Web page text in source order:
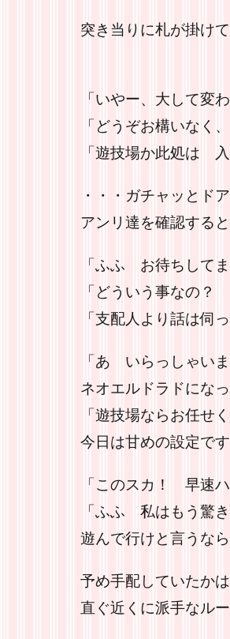
突き当りに札が掛け
ったく ど
「いやー、大して変
「どうぞお構いなく
「遊技場か此処は
・・・ガチャッとド
アンリ達を確認する
「ふふ お待ちして
「どういう事なの？
「支配人より話は伺
「あ いらっしゃい
ネオエルドラドにな
「遊技場ならお任
今日は甘めの設定で
「このスカ！ 早速
「ふふ 私はもう驚
遊んで行けと言うな
予め手配していたか
直ぐ近くに派手なル